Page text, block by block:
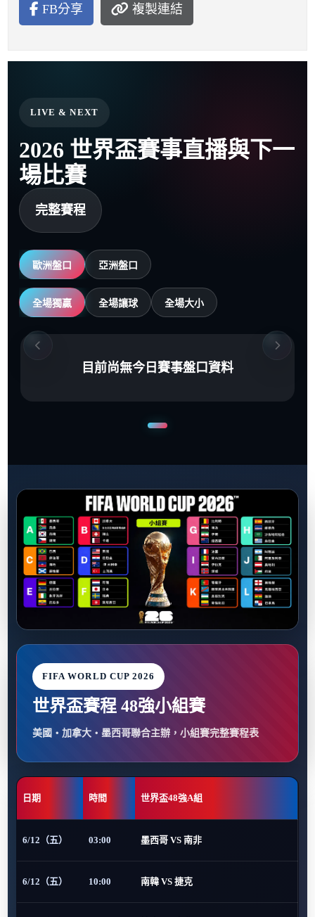
FB分享 複製連結
LIVE & NEXT
2026 世界盃賽事直播與下一
場比賽
完整賽程
歐洲盤口 亞洲盤口
全場獨贏 全場讓球 全場大小
目前尚無今日賽事盤口資料
FIFA WORLD CUP 2026
世界盃賽程 48強小組賽
美國・加拿大・墨西哥聯合主辦，小組賽完整賽程表
日期 時間 世界盃48強A組
6/12（五） 03:00 墨西哥 VS 南非
6/12（五） 10:00 南韓 VS 捷克